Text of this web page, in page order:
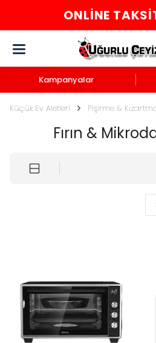
ONLINE
Kampanyalar
Küçük Ev Aletleri Pişirme &
Fırın &